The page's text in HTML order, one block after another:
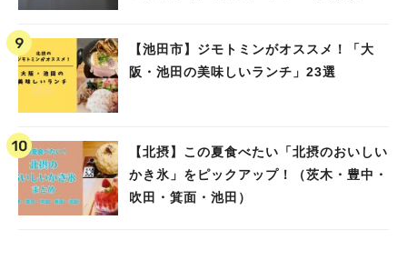
【池田市】ジモトミンがオススメ！「大
阪・池田の美味しいランチ」23選
【北摂】この夏食べたい「北摂のおいしい
かき氷」をピックアップ！（茨木・豊中・
吹田・箕面・池田）